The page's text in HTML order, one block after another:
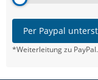
Per Paypal
*Weiterleitung zu